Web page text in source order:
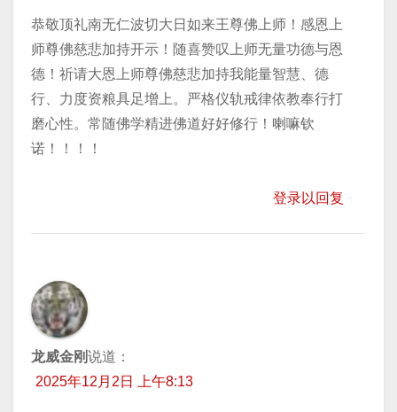
恭敬顶礼南无仁波切大日如来王尊佛上师！感恩上
师尊佛慈悲加持开示！随喜赞叹上师无量功德与恩
德！祈请大恩上师尊佛慈悲加持我能量智慧、德
行、力度资粮具足增上。严格仪轨戒律依教奉行打
磨心性。常随佛学精进佛道好好修行！喇嘛钦
诺！！！！
登录以回复
龙威金刚说道：
2025年12月2日 上午8:13